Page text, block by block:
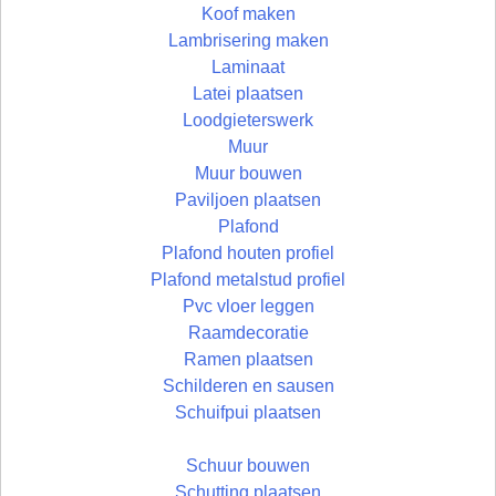
Koof maken
Lambrisering maken
Laminaat
Latei plaatsen
Loodgieterswerk
Muur
Muur bouwen
Paviljoen plaatsen
Plafond
Plafond houten profiel
Plafond metalstud profiel
Pvc vloer leggen
Raamdecoratie
Ramen plaatsen
Schilderen en sausen
Schuifpui plaatsen
Schuur bouwen
Schutting plaatsen